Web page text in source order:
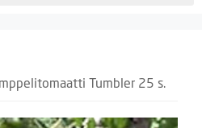
Tumbler 25 s.